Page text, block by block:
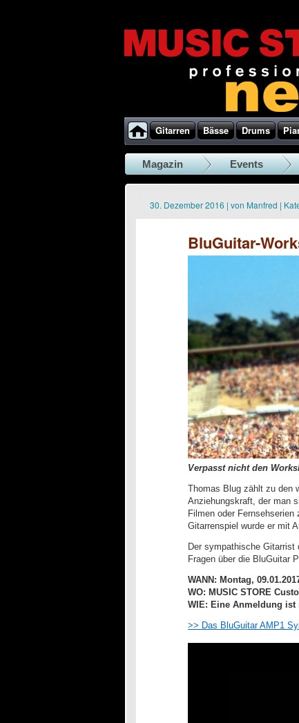
Gitarren Bässe Drums
Magazin Events
30. Dezember 2016 | von Manfred |
BluGuitar-
Verpasst nicht den
Thomas Blug zählt zu den
Anziehungskraft, der man
Filmen oder
Gitarrenspiel wurde er mit
Der sympathische
Fragen über die BluGuitar
WANN: Montag,
WO: MUSIC STORE
WIE: Eine Anmeldung
>> Das BluGuitar AMP1